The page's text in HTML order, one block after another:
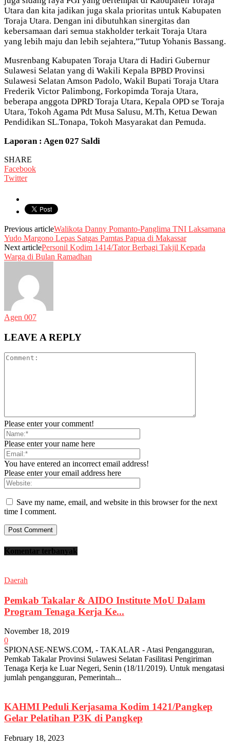
Utara dan kita jadikan juga skala prioritas untuk Kabupaten
Toraja Utara. Dengan ini dibutuhkan sinergitas dan
kebersamaan dari semua stakholder terkait Toraja Utara
yang lebih maju dan lebih sejahtera,”Tutup Yohanis Bassang.
Musrenbang Kabupaten Toraja Utara di Hadiri Gubernur
Sulawesi Selatan yang di Wakili Kepala BPBD Provinsi
Sulawesi Selatan Amson Padolo, Wakil Bupati Toraja Utara
Frederik Victor Palimbong, Forkopimda Toraja Utara,
beberapa anggota DPRD Toraja Utara, Kepala OPD se Toraja
Utara, Tokoh Agama Pdt Musa Salusu, M.Th, Ketua Dewan
Pendidikan SL.Tonapa, Tokoh Masyarakat dan Pemuda.
Laporan : Agen 027 Saldi
SHARE
Facebook
Twitter
Previous articleWalikota Danny Pomanto-Panglima TNI Laksamana
Yudo Margono Lepas Satgas Pamtas Papua di Makassar
Next articlePersonil Kodim 1414/Tator Berbagi Takjil Kepada
Warga di Bulan Ramadhan
Agen 007
LEAVE A REPLY
Please enter your comment!
Please enter your name here
You have entered an incorrect email address!
Please enter your email address here
Save my name, email, and website in this browser for the next
time I comment.
Komentar terbanyak
Daerah
Pemkab Takalar & AIDO Institute MoU Dalam
Program Tenaga Kerja Ke...
November 18, 2019
0
SPIONASE-NEWS.COM, - TAKALAR - Atasi Pengangguran,
Pemkab Takalar Provinsi Sulawesi Selatan Fasilitasi Pengiriman
Tenaga Kerja ke Luar Negeri, Senin (18/11/2019). Untuk mengatasi
jumlah pengangguran, Pemerintah...
KAHMI Peduli Kerjasama Kodim 1421/Pangkep
Gelar Pelatihan P3K di Pangkep
February 18, 2023